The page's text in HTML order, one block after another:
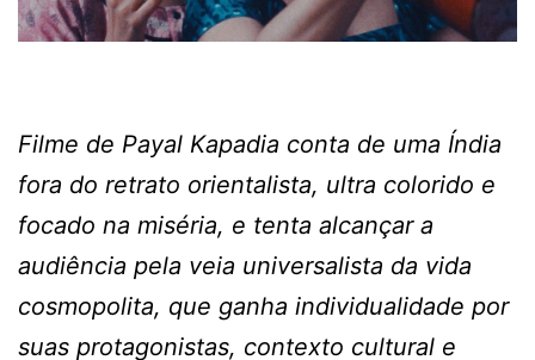
Filme de Payal Kapadia conta de uma Índia
fora do retrato orientalista, ultra colorido e
focado na miséria, e tenta alcançar a
audiência pela veia universalista da vida
cosmopolita, que ganha individualidade por
suas protagonistas, contexto cultural e